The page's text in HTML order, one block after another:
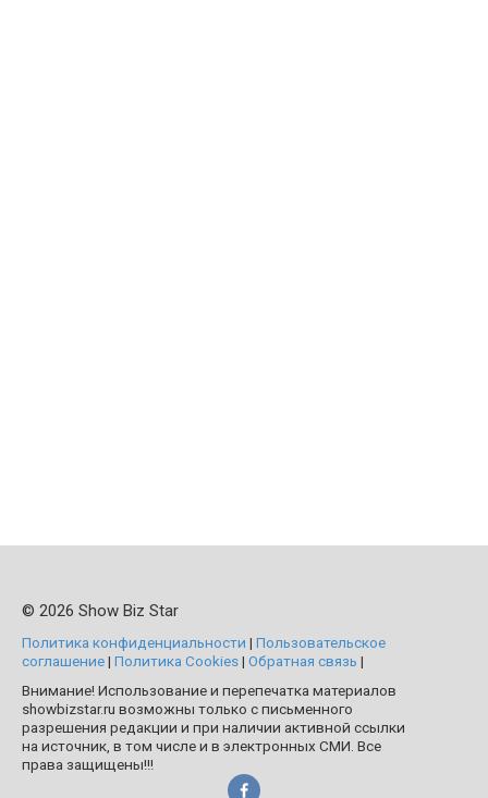
© 2026 Show Biz Star
Политика конфиденциальности | Пользовательское
соглашение| Политика Cookies| Обратная связь |
Внимание! Использование и перепечатка материалов
showbizstar.ru возможны только с письменного
разрешения редакции и при наличии активной ссылки
на источник, в том числе и в электронных СМИ. Все
права защищены!!!